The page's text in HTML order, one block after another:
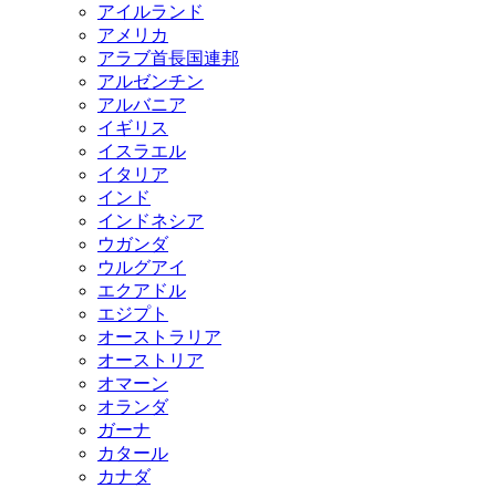
アイルランド
アメリカ
アラブ首長国連邦
アルゼンチン
アルバニア
イギリス
イスラエル
イタリア
インド
インドネシア
ウガンダ
ウルグアイ
エクアドル
エジプト
オーストラリア
オーストリア
オマーン
オランダ
ガーナ
カタール
カナダ